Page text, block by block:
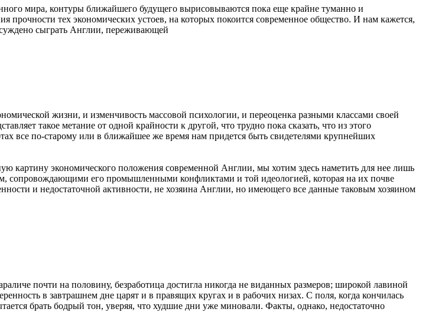
мира, контуры ближайшего будущего вырисовываются пока еще крайне туманно и
тех экономических устоев, на которых покоится современное общество. И нам кажется,
сыграть Англии, переживающей
жизни, и изменчивость массовой психологии, и переоценка разными классами своей
такое метание от одной крайности к другой, что трудно пока сказать, что из этого
все по-старому или в ближайшее же время нам придется быть свидетелями крупнейших
картину экономического положения современной Англии, мы хотим здесь наметить для нее лишь
сопровождающими его промышленными конфликтами и той идеологией, которая на их почве
и недостаточной активности, не хозяина Англии, но имеющего все данные таковым хозяином
почти на половину, безработица достигла никогда не виданных размеров; широкой лавиной
в завтрашнем дне царят и в правящих кругах и в рабочих низах. С поля, когда кончилась
брать бодрый тон, уверяя, что худшие дни уже миновали. Факты, однако, недостаточно